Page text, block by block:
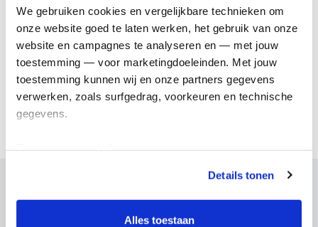
We gebruiken cookies en vergelijkbare technieken om
onze website goed te laten werken, het gebruik van onze
website en campagnes te analyseren en — met jouw
toestemming — voor marketingdoeleinden. Met jouw
toestemming kunnen wij en onze partners gegevens
verwerken, zoals surfgedrag, voorkeuren en technische
gegevens.
tonen. Je kunt je toestemming op elk moment wijzigen of
intrekken via Cookie instellingen onderaan de pagina. De
lijst met cookies is te vinden in het tabblad “details”.
Details tonen
Alles toestaan
Veelgestelde vragen
Meer info voor bedrijven
Voor wie ren jij?